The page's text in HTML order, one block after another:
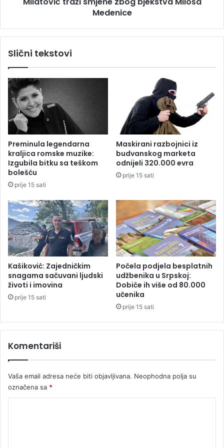
a
s
e
g
b
j
e
s
v
a
M
i
l
o
š
a
n
i
e
Medenice
Slični tekstovi
Preminula legendarna
kraljica romske muzike:
Izgubila bitku sa teškom
bolešću
prije 15 sati
Maskirani razbojnici iz
budvanskog marketa
odnijeli 320.000 evra
prije 15 sati
Kašiković: Zajedničkim
snagama sačuvani ljudski
životi i imovina
prije 15 sati
Počela podjela besplatnih
udžbenika u Srpskoj:
Dobiće ih više od 80.000
učenika
prije 15 sati
Komentariši
Vaša email adresa neće biti objavljivana. Neophodna polja su
označena sa *